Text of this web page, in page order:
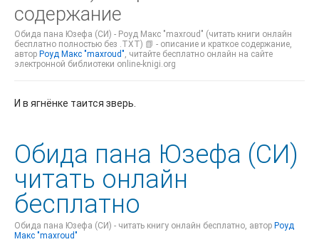
содержание
Обида пана Юзефа (СИ) - Роуд Макс "maxroud" (читать книги онлайн
бесплатно полностью без .TXT) 📗 - описание и краткое содержание,
автор Роуд Макс "maxroud", читайте бесплатно онлайн на сайте
электронной библиотеки online-knigi.org
И в ягнёнке таится зверь.
Обида пана Юзефа (СИ)
читать онлайн
бесплатно
Обида пана Юзефа (СИ) - читать книгу онлайн бесплатно, автор Роуд
Макс "maxroud"